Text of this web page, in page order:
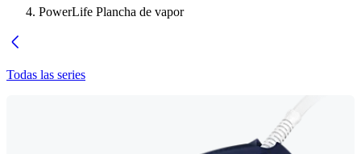
PowerLife Plancha de vapor
Todas las series